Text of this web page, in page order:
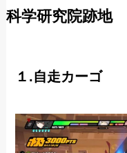
科学研究院跡地
１.自走カーゴ